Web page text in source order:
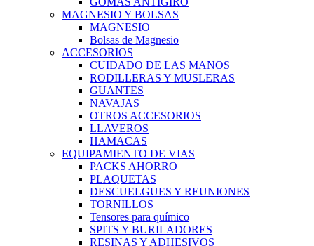
MAGNESIO Y BOLSAS
MAGNESIO
Bolsas de Magnesio
ACCESORIOS
CUIDADO DE LAS MANOS
RODILLERAS Y MUSLERAS
GUANTES
NAVAJAS
OTROS ACCESORIOS
LLAVEROS
HAMACAS
EQUIPAMIENTO DE VIAS
PACKS AHORRO
PLAQUETAS
DESCUELGUES Y REUNIONES
TORNILLOS
Tensores para químico
SPITS Y BURILADORES
RESINAS Y ADHESIVOS